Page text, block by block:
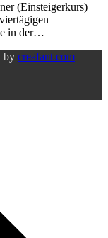
(Einsteigerkurs)
in der…
by creafant.com